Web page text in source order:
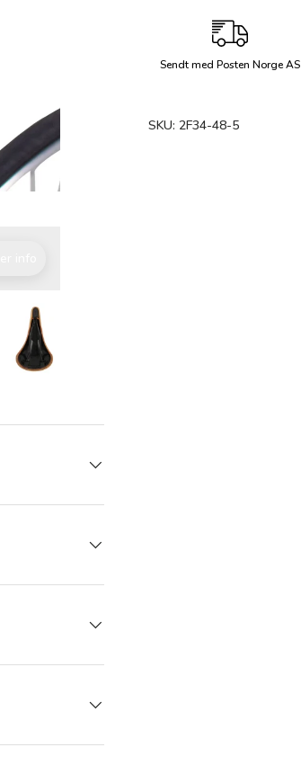
Sendt med Posten Norge AS
SKU: 2F34-48-5